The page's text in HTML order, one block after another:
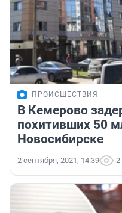
ПРОИСШЕСТВИЯ
В Кемерово
похитивших 50
Новосибирске
2 сентября, 2021, 14:39 2